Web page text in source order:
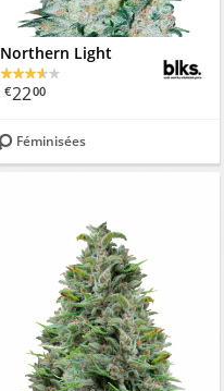
Northern Light
€2200
Féminisées